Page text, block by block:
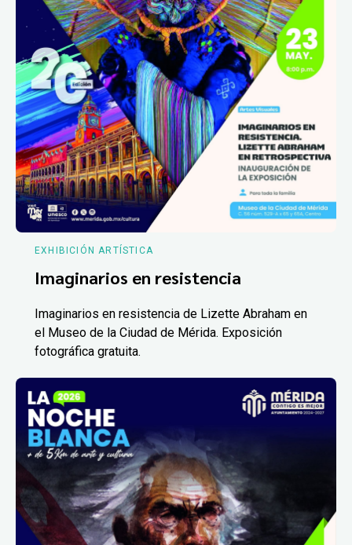
EXHIBICIÓN ARTÍSTICA
Imaginarios en resistencia
Imaginarios en resistencia de Lizette Abraham en
el Museo de la Ciudad de Mérida. Exposición
fotográfica gratuita.